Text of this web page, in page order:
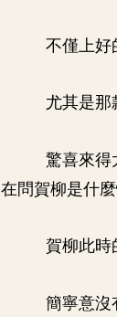
不僅上好
尤其是那
驚喜來得
在問賀柳是什麼
賀柳此時
簡寧意沒